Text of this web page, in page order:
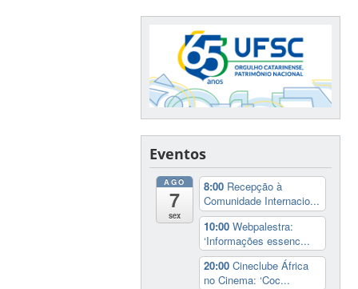
Eventos
AGO
7
sex
8:00 Recepção à
Comunidade Internacio...
10:00Webpalestra:
‘Informações essenc...
20:00Cineclube África
no Cinema: ‘Coc...